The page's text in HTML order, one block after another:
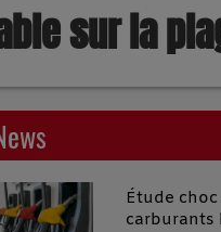
sur la
Étude
carburants